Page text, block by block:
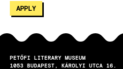
PETŐFI LITERARY MUSEUM
1053
BUDAPEST
KÁROLYI UTCA 16.